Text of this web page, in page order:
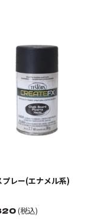
プレー(エナメル系)
(税込)